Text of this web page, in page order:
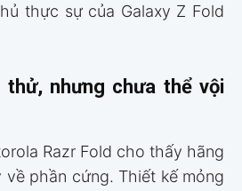
thực sự của Galaxy Z Fold
nhưng chưa thể vội
Razr Fold cho thấy hãng
về phần cứng. Thiết kế mỏng